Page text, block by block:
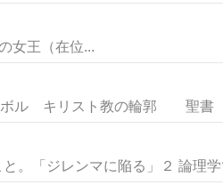
女王（在位...
シンボル キリスト教の輪郭
。「ジレンマに陥る」２ 論理